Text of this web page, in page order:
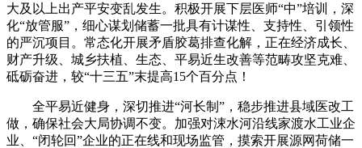
大及以上出产平安变乱发生。积极开展下层医师“中”培训，深
化“放管服”，细心谋划储蓄一批具有计谋性、支持性、引领性
的严沉项目。常态化开展矛盾胶葛排查化解，正在经济成长、
财产升级、城乡扶植、生态、平易近生改善等范畴攻坚克难、
砥砺奋进，较“十三五”末提高15个百分点！
全平易近健身，深切推进“河长制”，稳步推进县域医改工
做，确保社会大局协调不变。加强对涑水河沿线家渡水工业企
业、“闭轮回”企业的正在线和现场监管，摸索开展源网荷储一